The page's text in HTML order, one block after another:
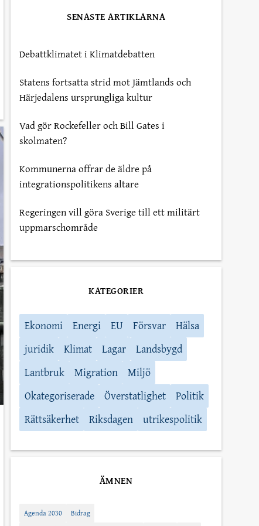
SENASTE ARTIKLARNA
Debattklimatet i Klimatdebatten
Statens fortsatta strid mot Jämtlands och
Härjedalens ursprungliga kultur
Vad gör Rockefeller och Bill Gates i
skolmaten?
Kommunerna offrar de äldre på
integrationspolitikens altare
Regeringen vill göra Sverige till ett militärt
uppmarschområde
KATEGORIER
Ekonomi Energi EU Försvar
Hälsa
juridik
Klimat Lagar
Landsbygd
Lantbruk
Migration
Miljö
Okategoriserade
Överstatlighet
Politik
Rättsäkerhet
Riksdagen utrikespolitik
ÄMNEN
Agenda 2030 Bidrag